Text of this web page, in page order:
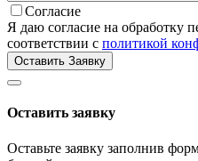
Согласие
Я даю согласие на обработку
соответствии с политикой
Оставить заявку
Оставьте заявку заполнив